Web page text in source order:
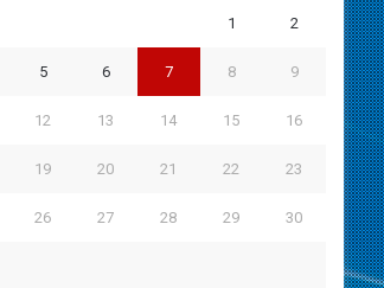
1 2
5 6 7 8 9
12 13 14 15 16
19 20 21 22 23
26 27 28 29 30